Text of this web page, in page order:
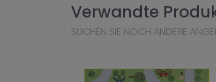
Verwandte
SUCHEN SIE NOCH ANDERE